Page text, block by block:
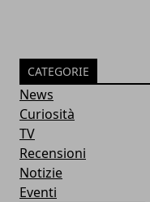
CATEGORIE
News
Curiosità
TV
Recensioni
Notizie
Eventi